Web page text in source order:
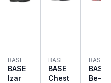
BASE
BASE
Izar
BASE
BASE
Chest
BASE
BASE
Be-